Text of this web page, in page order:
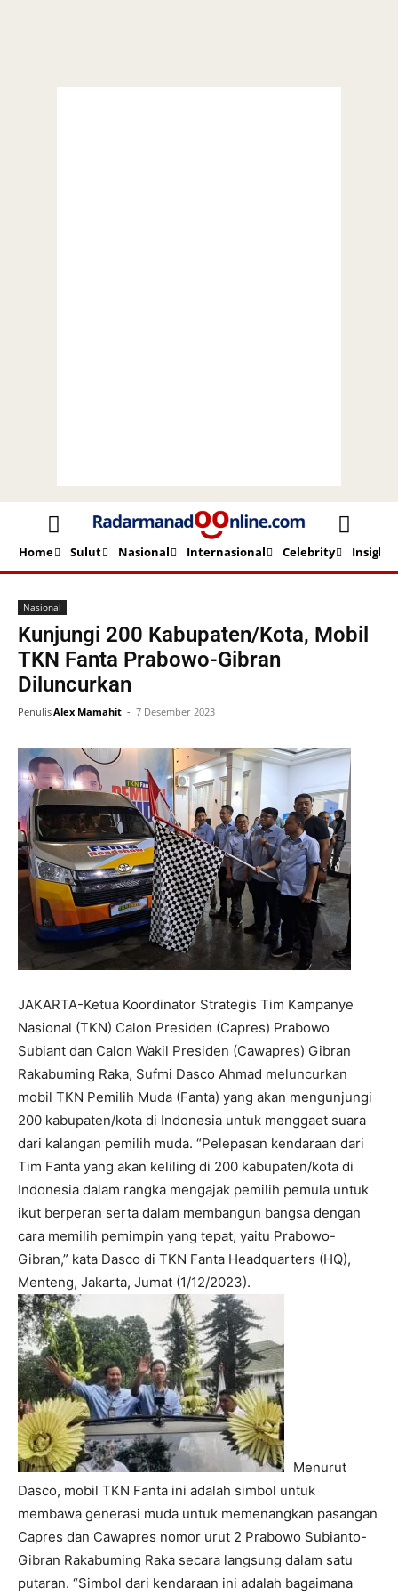
Home Sulut Nasional Internasional Celebrity Insight
Beranda Nasional
Nasional
Kunjungi 200 Kabupaten/Kota, Mobil
TKN Fanta Prabowo-Gibran
Diluncurkan
PenulisAlex Mamahit - 7 Desember 2023
JAKARTA-Ketua Koordinator Strategis Tim Kampanye
Nasional (TKN) Calon Presiden (Capres) Prabowo
Subiant dan Calon Wakil Presiden (Cawapres) Gibran
Rakabuming Raka, Sufmi Dasco Ahmad meluncurkan
mobil TKN Pemilih Muda (Fanta) yang akan mengunjungi
200 kabupaten/kota di Indonesia untuk menggaet suara
dari kalangan pemilih muda. “Pelepasan kendaraan dari
Tim Fanta yang akan keliling di 200 kabupaten/kota di
Indonesia dalam rangka mengajak pemilih pemula untuk
ikut berperan serta dalam membangun bangsa dengan
cara memilih pemimpin yang tepat, yaitu Prabowo-
Gibran,” kata Dasco di TKN Fanta Headquarters (HQ),
Menteng, Jakarta, Jumat (1/12/2023).
Menurut
Dasco, mobil TKN Fanta ini adalah simbol untuk
membawa generasi muda untuk memenangkan pasangan
Capres dan Cawapres nomor urut 2 Prabowo Subianto-
Gibran Rakabuming Raka secara langsung dalam satu
putaran. “Simbol dari kendaraan ini adalah bagaimana